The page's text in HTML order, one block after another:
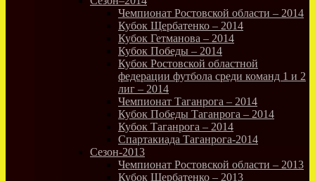
Чемпионат Ростовской области – 2014
Кубок Щербатенко – 2014
Кубок Гетманова – 2014
Кубок Победы – 2014
Кубок Ростовской областной
федерации футбола среди команд 1 и 2
лиг – 2014
Чемпионат Таганрога – 2014
Кубок Победы Таганрога – 2014
Кубок Таганрога – 2014
Спартакиада Таганрога-2014
Сезон-2013
Чемпионат Ростовской области – 2013
Кубок Щербатенко – 2013